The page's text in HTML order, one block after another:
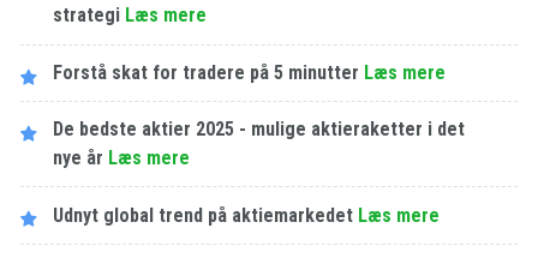
strategi Læs mere
Forstå skat for tradere på 5 minutter Læs mere
De bedste aktier 2025 - mulige aktieraketter i det
nye år Læs mere
Udnyt global trend på aktiemarkedet Læs mere